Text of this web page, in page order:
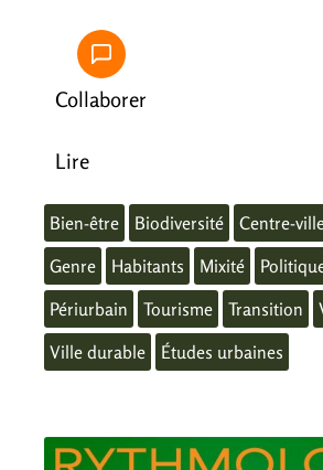
Collaborer
Lire
Bien-être Biodiversité Centre-
Genre
Habitants Mixité
Périurbain
Tourisme Transition
Ville durable
Études urbaines